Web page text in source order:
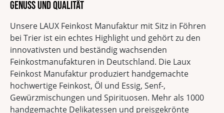
Genuss und Qualität
Unsere LAUX Feinkost Manufaktur mit Sitz in Föhren
bei Trier ist ein echtes Highlight und gehört zu den
innovativsten und beständig wachsenden
Feinkostmanufakturen in Deutschland. Die Laux
Feinkost Manufaktur produziert handgemachte
hochwertige Feinkost, Öl und Essig, Senf-,
Gewürzmischungen und Spirituosen. Mehr als 1000
handgemachte Delikatessen und preisgekrönte